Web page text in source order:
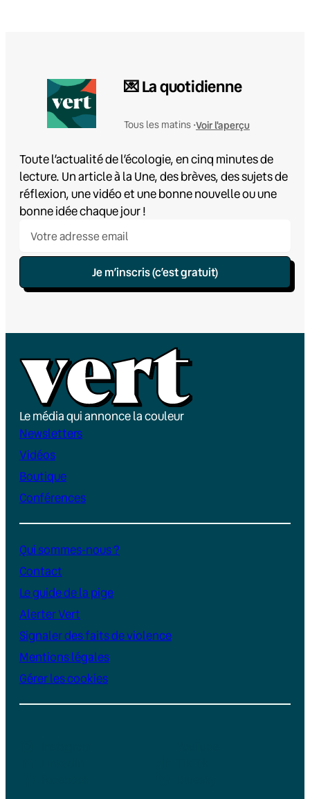
💌 La quotidienne
Tous les matins •Voir l'aperçu
Toute l’actualité de l’écologie, en cinq minutes de
lecture. Un article à la Une, des brèves, des sujets de
réflexion, une vidéo et une bonne nouvelle ou une
bonne idée chaque jour !
Je m’inscris (c’est gratuit)
Le média qui annonce la couleur
Newsletters
Vidéos
Boutique
Conférences
Qui sommes-nous ?
Contact
Le guide de la pige
Alerter Vert
Signaler des faits de violence
Mentions légales
Gérer les cookies